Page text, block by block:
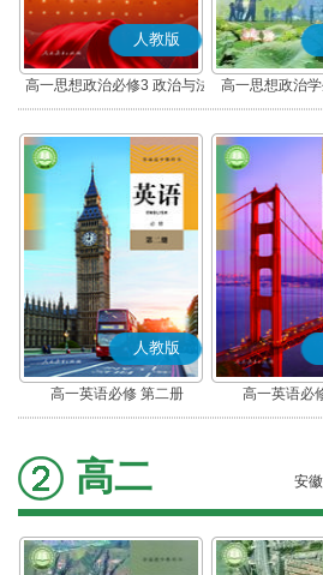
人教版
高一思想政治必修3 政治与法
治(部编版)
高一思想政治
版)
人教版
高一英语必修 第二册 高一英语必
高二 安